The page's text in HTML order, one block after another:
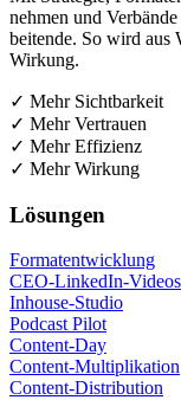
neh­men und
bei­ten­de. So wird aus
Wirkung.
✓ Mehr Sichtbarkeit
✓ Mehr Vertrauen
✓ Mehr Effizienz
✓ Mehr Wirkung
Lösun­gen
For­ma­t­ent­wick­lung
CEO-Lin­ke­dIn-Vide­os
Inhouse-Stu­dio
Pod­cast Pilot
Con­tent-Day
Con­tent-Mul­ti­pli­ka­ti­on
Con­tent-Dis­tri­bu­ti­on